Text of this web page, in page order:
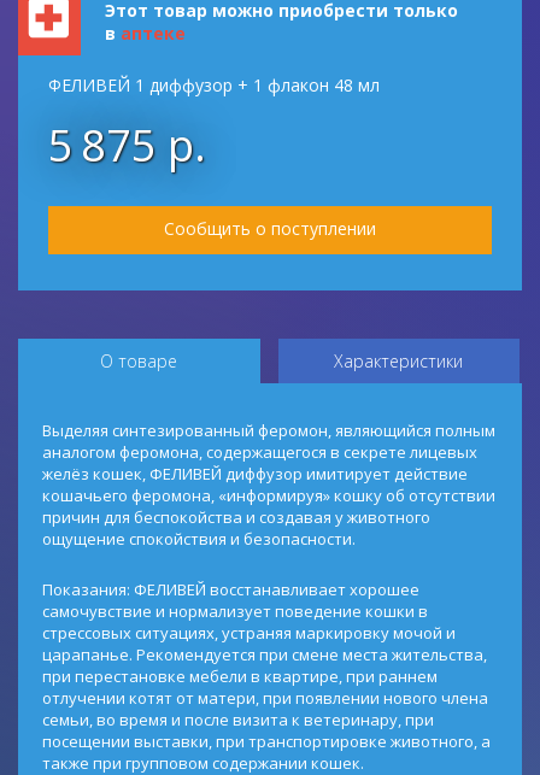
Этот товар можно приобрести только
в аптеке
ФЕЛИВЕЙ 1 диффузор + 1 флакон 48 мл
5 875 р.
Сообщить о поступлении
О товаре Характеристики
Выделяя синтезированный феромон, являющийся полным
аналогом феромона, содержащегося в секрете лицевых
желёз кошек, ФЕЛИВЕЙ диффузор имитирует действие
кошачьего феромона, «информируя» кошку об отсутствии
причин для беспокойства и создавая у животного
ощущение спокойствия и безопасности.
Показания: ФЕЛИВЕЙ восстанавливает хорошее
самочувствие и нормализует поведение кошки в
стрессовых ситуациях, устраняя маркировку мочой и
царапанье. Рекомендуется при смене места жительства,
при перестановке мебели в квартире, при раннем
отлучении котят от матери, при появлении нового члена
семьи, во время и после визита к ветеринару, при
посещении выставки, при транспортировке животного, а
также при групповом содержании кошек.